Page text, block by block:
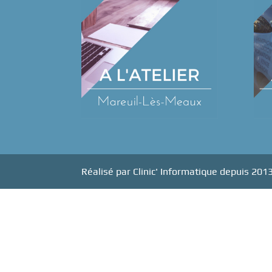
Réalisé par Clinic' Informatique depuis